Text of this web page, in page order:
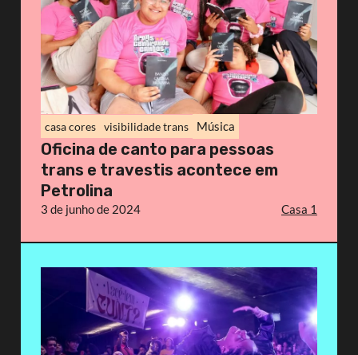
casa cores visibilidade trans Música
Oficina de canto para pessoas
trans e travestis acontece em
Petrolina
3 de junho de 2024 Casa 1